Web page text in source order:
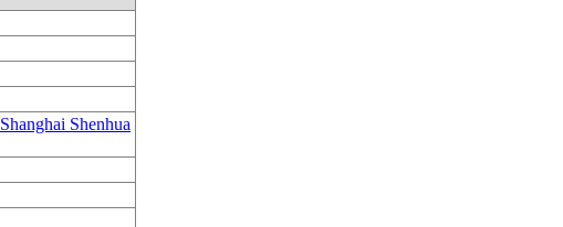
Shanghai Shenhua